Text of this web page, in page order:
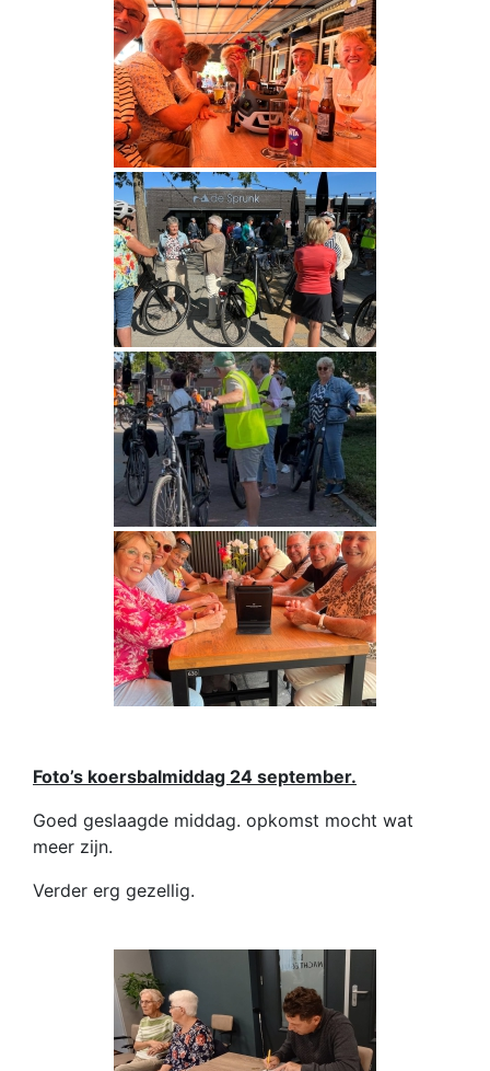
Foto’s koersbalmiddag 24 september.
Goed geslaagde middag. opkomst mocht wat
meer zijn.
Verder erg gezellig.